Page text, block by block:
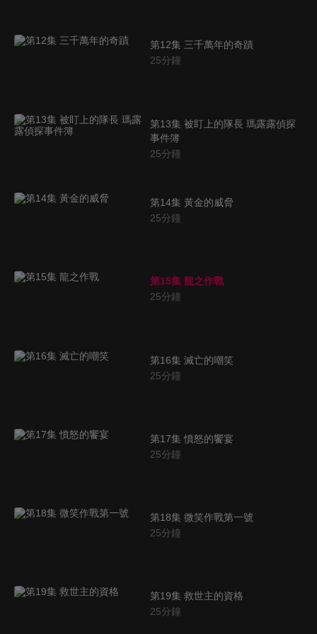
第12集 三千萬年的奇蹟
25分鐘
第13集 被盯上的隊長 瑪露露偵探
事件簿
25分鐘
第14集 黃金的威脅
25分鐘
第15集 龍之作戰
25分鐘
第16集 滅亡的嘲笑
25分鐘
第17集 憤怒的饗宴
25分鐘
第18集 微笑作戰第一號
25分鐘
第19集 救世主的資格
25分鐘